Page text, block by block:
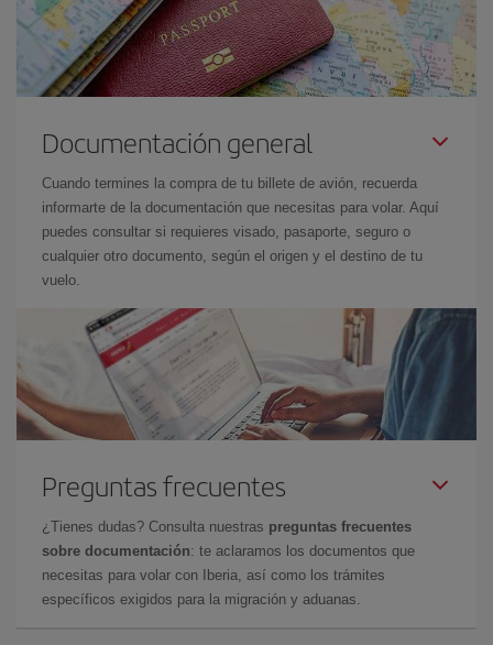
Documentación general
Cuando termines la compra de tu billete de avión, recuerda
informarte de la documentación que necesitas para volar. Aquí
puedes consultar si requieres visado, pasaporte, seguro o
cualquier otro documento, según el origen y el destino de tu
vuelo.
Preguntas frecuentes
¿Tienes dudas? Consulta nuestras preguntas frecuentes
sobre documentación: te aclaramos los documentos que
necesitas para volar con Iberia, así como los trámites
específicos exigidos para la migración y aduanas.